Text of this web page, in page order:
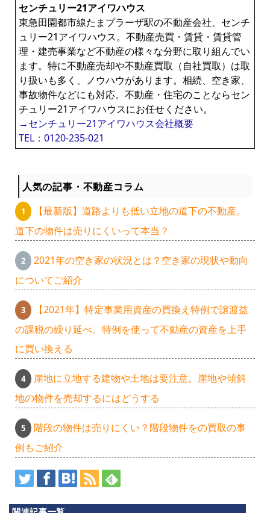
センチュリー21アイワハウス
東急田園都市線たまプラーザ駅の不動産会社、センチ
ュリー21アイワハウス。不動産売買・賃貸・賃貸管
理・建売事業など不動産の様々な分野に取り組んでい
ます。特に不動産売却や不動産買取（自社買取）は取
り扱いも多く、ノウハウがあります。相続、空き家、
事故物件などにも対応。不動産・住宅のことならセン
チュリー21アイワハウスにお任せください。
→センチュリー21アイワハウス会社概要
TEL：0120-235-021
人気の記事・不動産コラム
【最新版】道路よりも低い立地の道下の不動産。
道下の物件は売りにくいって本当？
2021年の空き家の状況とは？空き家の現状や動向
についてご紹介
【2021年】特定事業用資産の買換え特例で譲渡益
の課税の繰り延べ。特例を使って不動産の資産を上手
に買い換える
崖地に立地する建物や土地は要注意。崖地や傾斜
地の物件を売却するにはどうする
階段の物件は売りにくい？階段物件をの買取の事
例もご紹介